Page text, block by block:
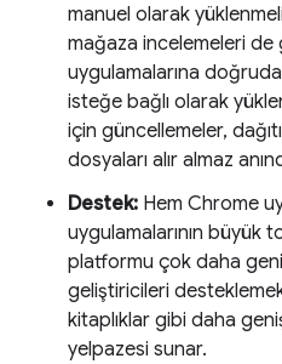
manuel olarak
mağaza incelemeleri de
uygulamalarına
isteğe bağlı olarak
için güncellemeler,
dosyaları alır almaz
Destek: Hem Chrome
uygulamalarının büyük
platformu çok daha
geliştiricileri
kitaplıklar gibi daha
yelpazesi sunar.